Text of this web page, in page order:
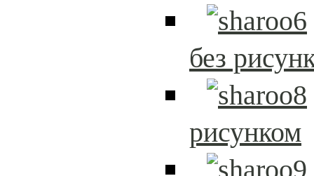
без
рисунком